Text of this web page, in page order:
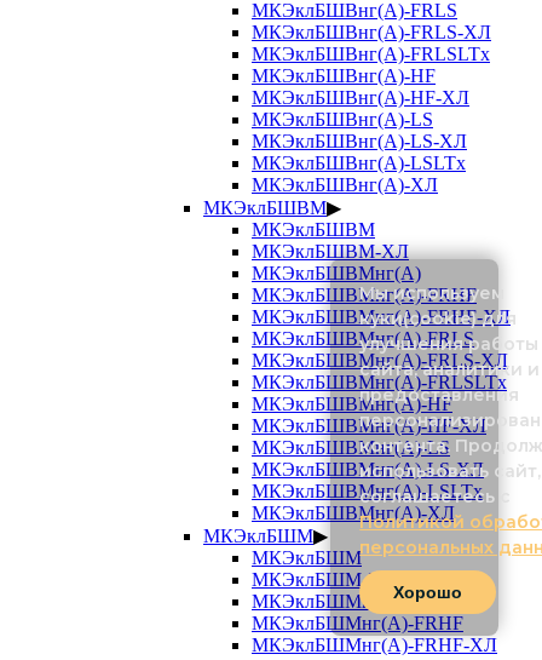
МКЭклБШВнг(А)-FRLS
МКЭклБШВнг(А)-FRLS-ХЛ
МКЭклБШВнг(А)-FRLSLTx
МКЭклБШВнг(А)-HF
МКЭклБШВнг(А)-HF-ХЛ
МКЭклБШВнг(А)-LS
МКЭклБШВнг(А)-LS-ХЛ
МКЭклБШВнг(А)-LSLTx
МКЭклБШВнг(А)-ХЛ
МКЭклБШВМ▶
МКЭклБШВМ
МКЭклБШВМ-ХЛ
МКЭклБШВМнг(А)
МКЭклБШВМнг(А)-FRHF
МКЭклБШВМнг(А)-FRHF-ХЛ
МКЭклБШВМнг(А)-FRLS
МКЭклБШВМнг(А)-FRLS-ХЛ
МКЭклБШВМнг(А)-FRLSLTx
МКЭклБШВМнг(А)-HF
МКЭклБШВМнг(А)-HF-ХЛ
МКЭклБШВМнг(А)-LS
МКЭклБШВМнг(А)-LS-ХЛ
МКЭклБШВМнг(А)-LSLTx
МКЭклБШВМнг(А)-ХЛ
МКЭклБШМ▶
МКЭклБШМ
МКЭклБШМ-ХЛ
МКЭклБШМнг(А)
МКЭклБШМнг(А)-FRHF
МКЭклБШМнг(А)-FRHF-ХЛ
Мы используем
куки(cookie) для
улучшения работы
сайта, аналитики и
предоставления
контента.
использовать
соглашаетесь с
Политикой
персональных
Хорошо